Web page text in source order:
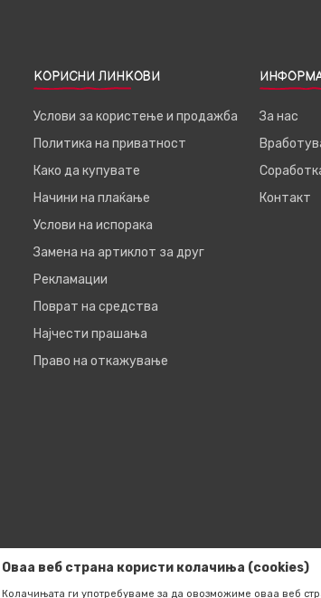
КОРИСНИ ЛИНКОВИ
Услови за користење и продажба
Политика на приватност
Како да купувате
Начини на плаќање
Услови на испорака
Замена на артиклот за друг
Рекламации
Поврат на средства
Најчести прашања
Право на откажување
За нас
Контакт
Оваа веб страна користи колачиња (cookies)
Колачињата ги употребуваме за да овозможиме оваа веб